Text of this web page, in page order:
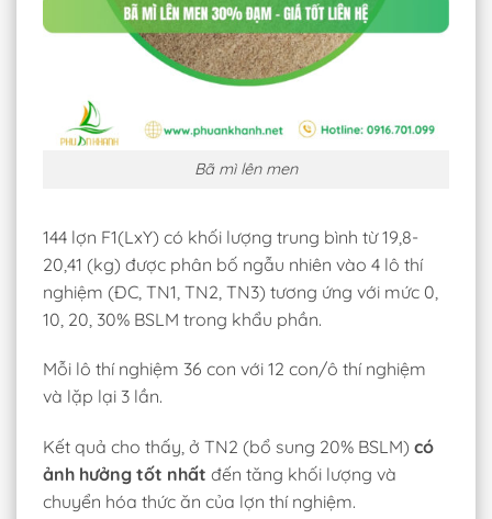
Bã mì lên men
144 lợn F1(LxY) có khối lượng trung bình từ 19,8-
20,41 (kg) được phân bố ngẫu nhiên vào 4 lô thí
nghiệm (ĐC, TN1, TN2, TN3) tương ứng với mức 0,
10, 20, 30% BSLM trong khẩu phần.
Mỗi lô thí nghiệm 36 con với 12 con/ô thí nghiệm
và lặp lại 3 lần.
Kết quả cho thấy, ở TN2 (bổ sung 20% BSLM) có
ảnh hưởng tốt nhất đến tăng khối lượng và
chuyển hóa thức ăn của lợn thí nghiệm.